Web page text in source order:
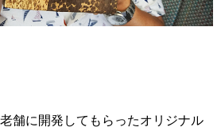
舗に開発してもらったオリジナル